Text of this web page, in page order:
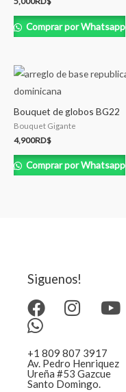
Comprar por Whatsapp
Bouquet de globos BG22
Bouquet Gigante
4,900RD$
Comprar por Whatsapp
Siguenos!
+1 809 807 3917
Av. Pedro Henriquez
Ureña #53 Gazcue
Santo Domingo.